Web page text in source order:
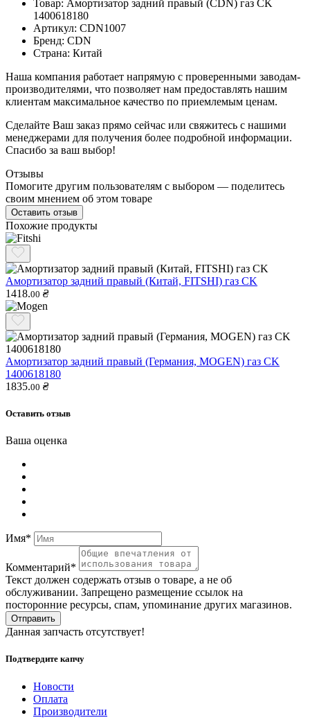
Товар: Амортизатор задний правый (CDN) газ CK
1400618180
Артикул: CDN1007
Бренд: CDN
Страна: Китай
Наша компания работает напрямую с проверенными заводам-
производителями, что позволяет нам предоставлять нашим
клиентам максимальное качество по приемлемым ценам.
Сделайте Ваш заказ прямо сейчас или свяжитесь с нашими
менеджерами для получения более подробной информации.
Спасибо за ваш выбор!
Отзывы
Помогите другим пользователям с выбором — поделитесь
своим мнением об этом товаре
Оставить отзыв
Похожие продукты
Амортизатор задний правый (Китай, FITSHI) газ CK
1418.00 ₴
Амортизатор задний правый (Германия, MOGEN) газ CK
1400618180
1835.00 ₴
Оставить отзыв
Ваша оценка
Имя*
Комментарий*
Текст должен содержать отзыв о товаре, а не об
обслуживании. Запрещено размещение ссылок на
посторонние ресурсы, спам, упоминание других магазинов.
Отправить
Данная запчасть отсутствует!
Подтвердите капчу
Новости
Оплата
Производители